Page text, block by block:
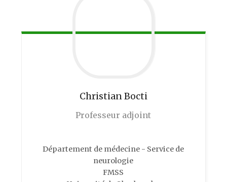
ChristianBocti
Professeur adjoint
Département de médecine - Service de
neurologie
FMSS